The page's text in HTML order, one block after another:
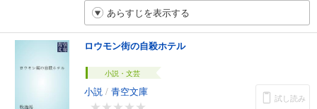
あらすじを表示する
ロウモン街の自殺ホテル
小説・文芸
小説 / 青空文庫
試し読み